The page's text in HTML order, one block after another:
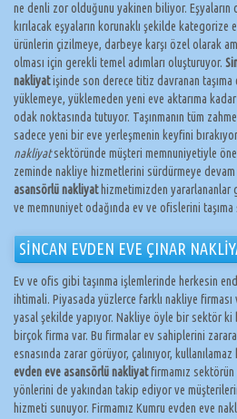
ne denli zor olduğunu yakinen biliyor. Eşyaların
kırılacak eşyaların korunaklı şekilde
ürünlerin çizilmeye, darbeye karşı özel olarak
olması için gerekli temel adımları oluşturuyor.
nakliyatişinde son derece titiz davranan
yüklemeye, yüklemeden yeni eve aktarıma
odak noktasında tutuyor. Taşınmanın tüm
sadece yeni bir eve yerleşmenin keyfini
nakliyatsektöründe müşteri memnuniyetiyle
zeminde nakliye hizmetlerini sürdürmeye
asansörlü nakliyathizmetimizden yararlananlar
ve memnuniyet odağında ev ve ofislerini taşıma
SİNCAN EVDEN EVE ÇINAR
Ev ve ofis gibi taşınma işlemlerinde herkesin
ihtimali. Piyasada yüzlerce farklı nakliye firması
yasal şekilde yapıyor. Nakliye öyle bir sektör ki
birçok firma var. Bu firmalar ev sahiplerini zarara
esnasında zarar görüyor, çalınıyor,
evden eve asansörlü nakliyatfirmamız
yönlerini de yakından takip ediyor ve
hizmeti sunuyor. Firmamız Kumru evden eve